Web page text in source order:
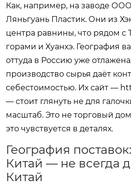
Как, например, на заводе
Ляньгуань Пластик. Они из
центра равнины, что рядом с
горами и Хуанхэ. География
оттуда в Россию уже
производство сырья даёт
себестоимостью. Их сайт —
— стоит глянуть не для
масштаб. Это не торговый
это чувствуется в деталях.
География
Китай — не всегда
Китай